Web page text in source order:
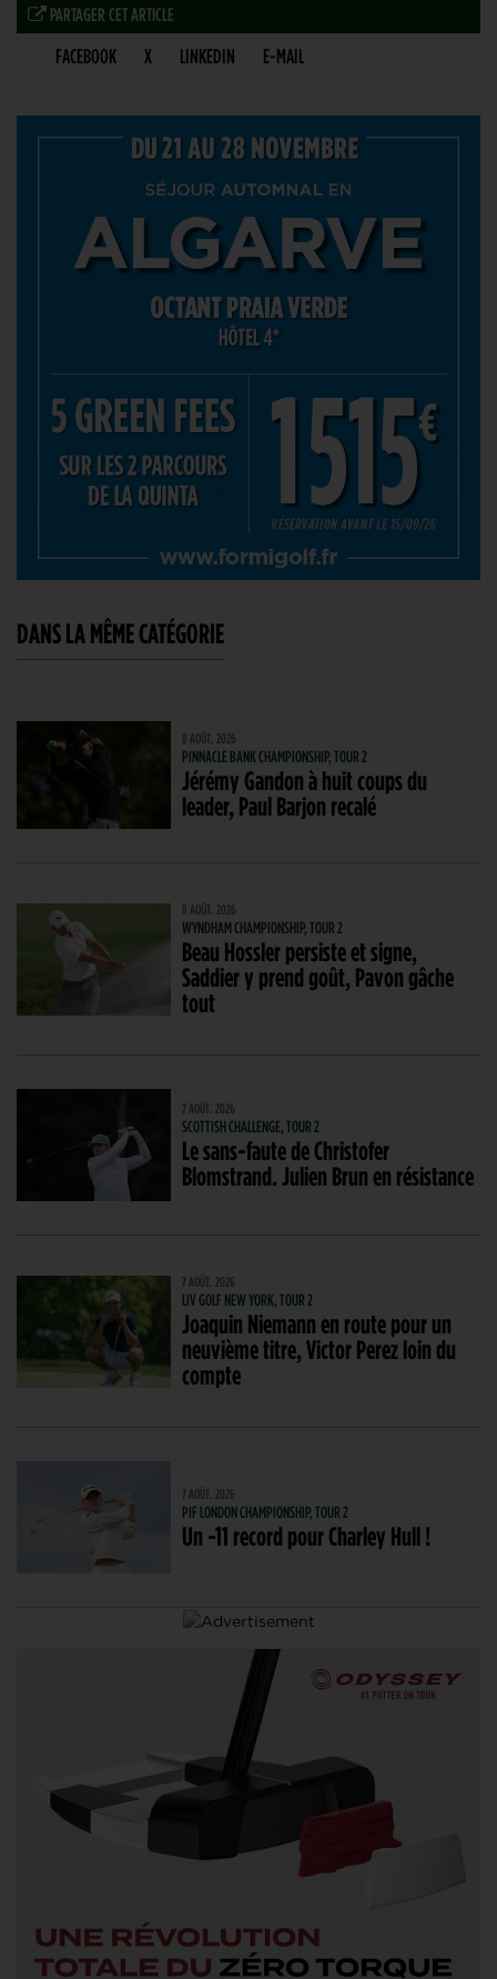
PARTAGER CET ARTICLE
FACEBOOK X LINKEDIN E-MAIL
DANS LA MÊME CATÉGORIE
8 AOÛT. 2026
PINNACLE BANK CHAMPIONSHIP, TOUR 2
Jérémy Gandon à huit coups du
leader, Paul Barjon recalé
8 AOÛT. 2026
WYNDHAM CHAMPIONSHIP, TOUR 2
Beau Hossler persiste et signe,
Saddier y prend goût, Pavon gâche
tout
7 AOÛT. 2026
SCOTTISH CHALLENGE, TOUR 2
Le sans-faute de Christofer
Blomstrand. Julien Brun en résistance
7 AOÛT. 2026
LIV GOLF NEW YORK, TOUR 2
Joaquin Niemann en route pour un
neuvième titre, Victor Perez loin du
compte
7 AOÛT. 2026
PIF LONDON CHAMPIONSHIP, TOUR 2
Un -11 record pour Charley Hull !